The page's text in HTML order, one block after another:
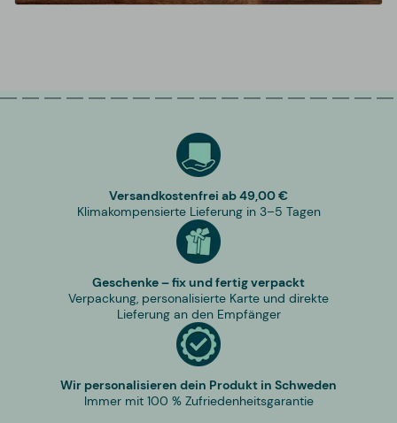
Versandkostenfrei ab 49,00 €
Klimakompensierte Lieferung in 3–5 Tagen
Geschenke – fix und fertig verpackt
Verpackung, personalisierte Karte und direkte
Lieferung an den Empfänger
Wir personalisieren dein Produkt in Schweden
Immer mit 100 % Zufriedenheitsgarantie